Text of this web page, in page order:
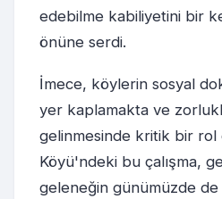
edebilme kabiliyetini bir
önüne serdi.
İmece, köylerin sosyal
yer kaplamakta ve
gelinmesinde kritik bir rol
Köyü'ndeki bu çalışma,
geleneğin günümüzde